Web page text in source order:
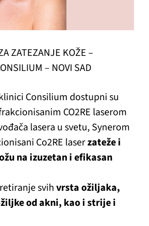
ZATEZANJE KOŽE –
– NOVI SAD
Consilium dostupni su
CO2RE laserom
lasera u svetu, Synerom
Co2RE laserzateže i
na izuzetan i efikasan
svihvrsta ožiljaka,
od akni, kao i strije i